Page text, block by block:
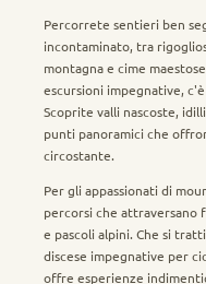
Percorrete sentieri ben
incontaminato, tra
montagna e cime
escursioni impegnative,
Scoprite valli nascoste,
punti panoramici che
circostante.
Per gli appassionati di
percorsi che
e pascoli alpini. Che si
discese impegnative per
offre esperienze